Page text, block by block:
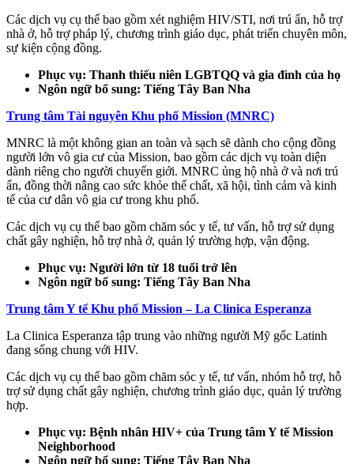
Các dịch vụ cụ thể bao gồm xét nghiệm HIV/STI, nơi trú ẩn, hỗ trợ
nhà ở, hỗ trợ pháp lý, chương trình giáo dục, phát triển chuyên môn,
sự kiện cộng đồng.
Phục vụ: Thanh thiếu niên LGBTQQ và gia đình của họ
Ngôn ngữ bổ sung: Tiếng Tây Ban Nha
Trung tâm Tài nguyên Khu phố Mission (MNRC)
MNRC là một không gian an toàn và sạch sẽ dành cho cộng đồng
người lớn vô gia cư của Mission, bao gồm các dịch vụ toàn diện
dành riêng cho người chuyển giới. MNRC ủng hộ nhà ở và nơi trú
ẩn, đồng thời nâng cao sức khỏe thể chất, xã hội, tình cảm và kinh
tế của cư dân vô gia cư trong khu phố.
Các dịch vụ cụ thể bao gồm chăm sóc y tế, tư vấn, hỗ trợ sử dụng
chất gây nghiện, hỗ trợ nhà ở, quản lý trường hợp, vận động.
Phục vụ: Người lớn từ 18 tuổi trở lên
Ngôn ngữ bổ sung: Tiếng Tây Ban Nha
Trung tâm Y tế Khu phố Mission – La Clinica Esperanza
La Clinica Esperanza tập trung vào những người Mỹ gốc Latinh
đang sống chung với HIV.
Các dịch vụ cụ thể bao gồm chăm sóc y tế, tư vấn, nhóm hỗ trợ, hỗ
trợ sử dụng chất gây nghiện, chương trình giáo dục, quản lý trường
hợp.
Phục vụ: Bệnh nhân HIV+ của Trung tâm Y tế Mission
Neighborhood
Ngôn ngữ bổ sung: Tiếng Tây Ban Nha